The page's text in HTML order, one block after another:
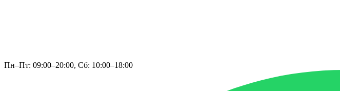
Пн–Пт: 09:00–20:00, Сб: 10:00–18:00